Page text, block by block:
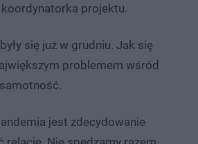
projektu.
się już w grudniu. Jak się
problemem wśród
jest zdecydowanie